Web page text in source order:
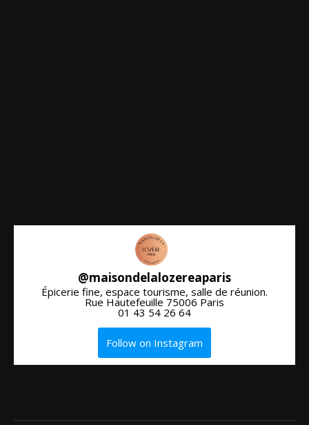
@maisondelalozereaparis
Épicerie fine, espace tourisme, salle de réunion.
Rue Hautefeuille 75006 Paris
01 43 54 26 64
Follow on Instagram